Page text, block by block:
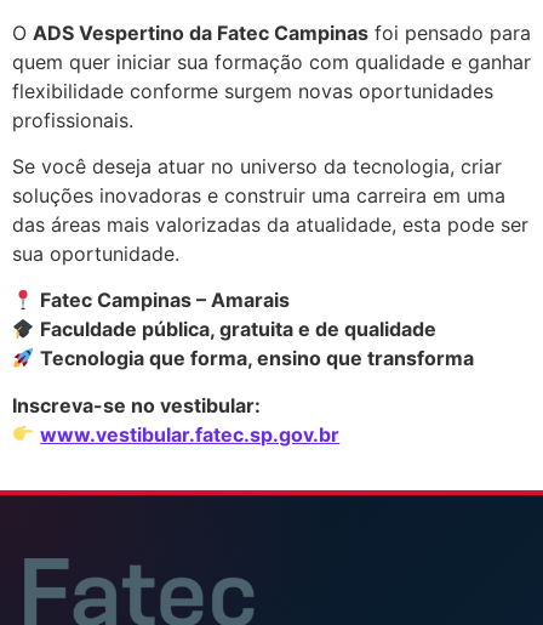
O ADS Vespertino da Fatec Campinas foi pensado para
quem quer iniciar sua formação com qualidade e ganhar
flexibilidade conforme surgem novas oportunidades
profissionais.
Se você deseja atuar no universo da tecnologia, criar
soluções inovadoras e construir uma carreira em uma
das áreas mais valorizadas da atualidade, esta pode ser
sua oportunidade.
Fatec Campinas – Amarais
Faculdade pública, gratuita e de qualidade
Tecnologia que forma, ensino que transforma
Inscreva-se no vestibular:
www.vestibular.fatec.sp.gov.br